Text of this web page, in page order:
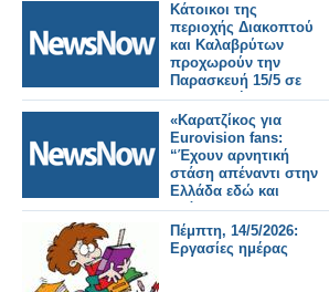
Κάτοικοι της
περιοχής Διακοπτού
και Καλαβρύτων
προχωρούν την
Παρασκευή 15/5 σε
συλλαλητήριο για τον
Οδοντωτό
σιδηρόδρομο.
«Καρατζίκος για
Eurovision fans:
“Έχουν αρνητική
στάση απέναντι στην
Ελλάδα εδώ και
χρόνια”»
Πέμπτη, 14/5/2026:
Εργασίες ημέρας